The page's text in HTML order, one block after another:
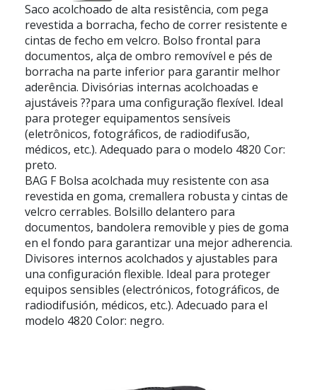
Saco acolchoado de alta resistência, com pega
revestida a borracha, fecho de correr resistente e
cintas de fecho em velcro. Bolso frontal para
documentos, alça de ombro removível e pés de
borracha na parte inferior para garantir melhor
aderência. Divisórias internas acolchoadas e
ajustáveis ??para uma configuração flexível. Ideal
para proteger equipamentos sensíveis
(eletrônicos, fotográficos, de radiodifusão,
médicos, etc.). Adequado para o modelo 4820 Cor:
preto.
BAG F Bolsa acolchada muy resistente con asa
revestida en goma, cremallera robusta y cintas de
velcro cerrables. Bolsillo delantero para
documentos, bandolera removible y pies de goma
en el fondo para garantizar una mejor adherencia.
Divisores internos acolchados y ajustables para
una configuración flexible. Ideal para proteger
equipos sensibles (electrónicos, fotográficos, de
radiodifusión, médicos, etc.). Adecuado para el
modelo 4820 Color: negro.